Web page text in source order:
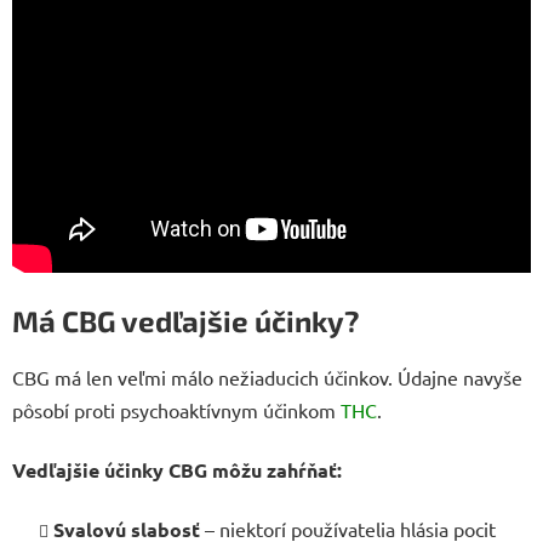
Má CBG vedľajšie účinky?
CBG má len veľmi málo nežiaducich účinkov. Údajne navyše
pôsobí proti psychoaktívnym účinkom THC
Vedľajšie účinky CBG môžu zahŕňať:
Svalovú slabosť – niektorí používatelia hlásia pocit